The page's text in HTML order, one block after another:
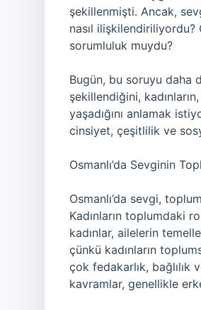
şekillenmişti. Ancak,
nasıl
sorumluluk muydu?
Bugün, bu soruyu daha
şekillendiğini,
yaşadığını anlamak
cinsiyet, çeşitlilik ve
Osmanlı’da Sevginin
Osmanlı’da sevgi,
Kadınların toplumdaki
kadınlar, ailelerin
çünkü kadınların
çok fedakarlık,
kavramlar, genellikle